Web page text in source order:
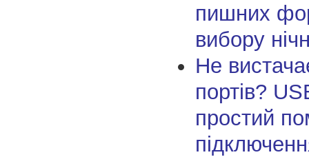
пишних
вибору
Не
портів?
простий